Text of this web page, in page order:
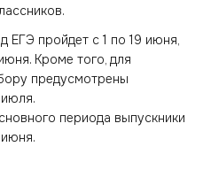
ЕГЭ пройдет с 1 по 19 июня,
Кроме того, для
предусмотрены
периода выпускники